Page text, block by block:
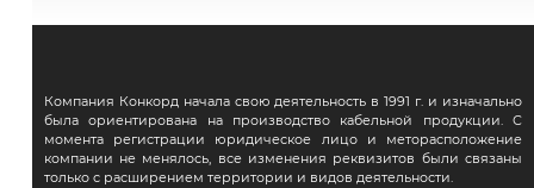
Компания Конкорд начала свою деятельность в 1991 г. и изначально
была ориентирована на производство кабельной продукции. С
момента регистрации юридическое лицо и меторасположение
компании не менялось, все изменения реквизитов были связаны
только с расширением территории и видов деятельности.